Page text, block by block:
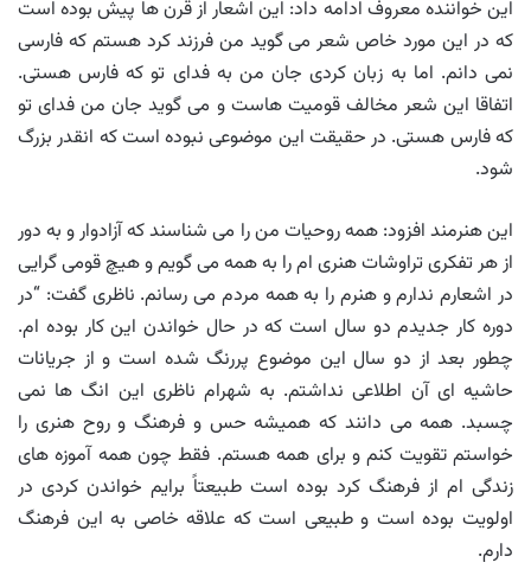
این خواننده معروف ادامه داد: این اشعار از قرن ها پیش بوده است
که در این مورد خاص شعر می گوید من فرزند کرد هستم که فارسی
نمی دانم. اما به زبان کردی جان من به فدای تو که فارس هستی.
اتفاقا این شعر مخالف قومیت هاست و می گوید جان من فدای تو
که فارس هستی. در حقیقت این موضوعی نبوده است که انقدر بزرگ
شود.
این هنرمند افزود: همه روحیات من را می شناسند که آزادوار و به دور
از هر تفکری تراوشات هنری ام را به همه می گویم و هیچ قومی گرایی
در اشعارم ندارم و هنرم را به همه مردم می رسانم. ناظری گفت: “در
دوره کار جدیدم دو سال است که در حال خواندن این کار بوده ام.
چطور بعد از دو سال این موضوع پررنگ شده است و از جریانات
حاشیه ای آن اطلاعی نداشتم. به شهرام ناظری این انگ ها نمی
چسبد. همه می دانند که همیشه حس و فرهنگ و روح هنری را
خواستم تقویت کنم و برای همه هستم. فقط چون همه آموزه های
زندگی ام از فرهنگ کرد بوده است طبیعتاً برایم خواندن کردی در
اولویت بوده است و طبیعی است که علاقه خاصی به این فرهنگ
دارم.